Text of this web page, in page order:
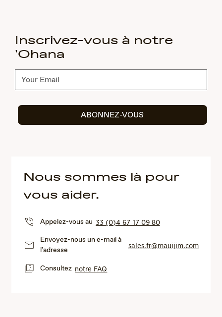
Inscrivez-vous à notre
'Ohana
Abonnez-
vous
ABONNEZ-VOUS
Nous sommes là pour
vous aider.
Appelez-vous au33 (0)4 67 17 09 80
Envoyez-nous un e-mail à
l'adresse
sales.fr@mauijim.com
Consultez notre FAQ